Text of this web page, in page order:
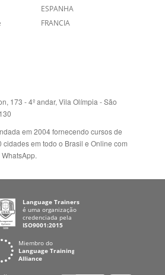
173 - 4º andar, Vila Olímpia - São
em 2004 fornecendo cursos de
em todo o Brasil e Online com